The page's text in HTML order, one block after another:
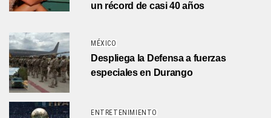
un récord de casi 40 años
MÉXICO
Despliega la Defensa a fuerzas
especiales en Durango
ENTRETENIMIENTO